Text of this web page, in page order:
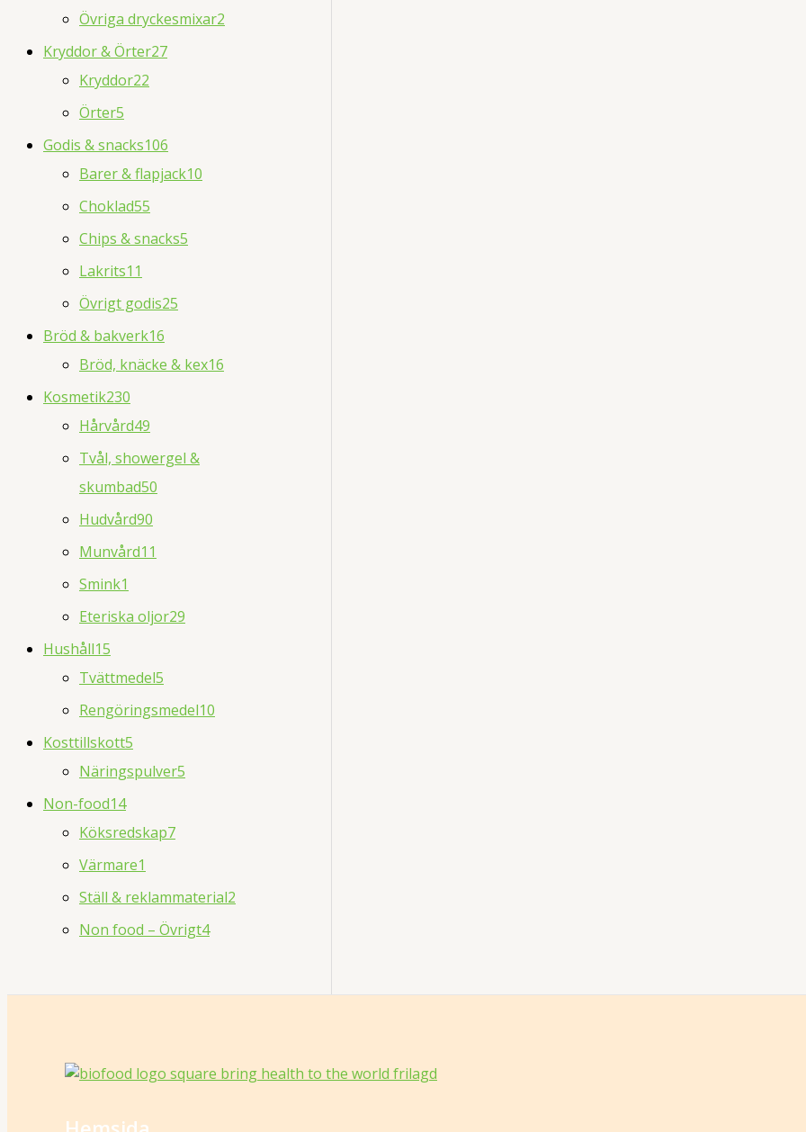
Övriga dryckesmixar2
Kryddor & Örter27
Kryddor22
Örter5
Godis & snacks106
Barer & flapjack10
Choklad55
Chips & snacks5
Lakrits11
Övrigt godis25
Bröd & bakverk16
Bröd, knäcke & kex16
Kosmetik230
Hårvård49
Tvål, showergel &
skumbad50
Hudvård90
Munvård11
Smink1
Eteriska oljor29
Hushåll15
Tvättmedel5
Rengöringsmedel10
Kosttillskott5
Näringspulver5
Non-food14
Köksredskap7
Värmare1
Ställ & reklammaterial2
Non food – Övrigt4